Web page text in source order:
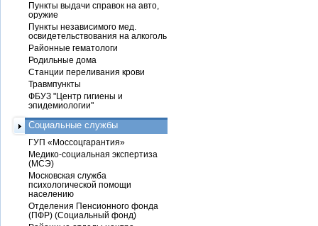
Пункты выдачи справок на авто,
оружие
Пункты независимого мед.
освидетельствования на алкоголь
Районные гематологи
Родильные дома
Станции переливания крови
Травмпункты
ФБУЗ "Центр гигиены и
эпидемиологии"
Социальные службы
ГУП «Моссоцгарантия»
Медико-социальная экспертиза
(МСЭ)
Московская служба
психологической помощи
населению
Отделения Пенсионного фонда
(ПФР) (Социальный фонд)